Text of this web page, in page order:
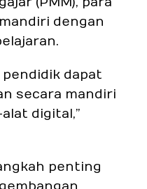
dengan
pendidik dapat
secara mandiri
digital,”
penting